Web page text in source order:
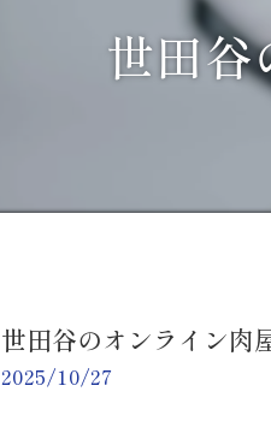
世田
世田谷のオンライン肉
2025/10/27